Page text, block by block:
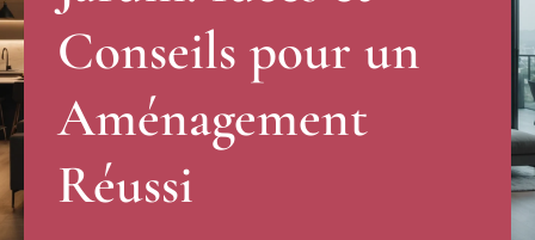
Conseils pour un
Aménagement
Réussi